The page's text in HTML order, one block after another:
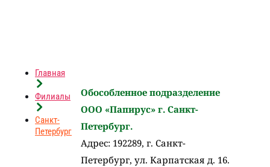
Главная
Филиалы
Санкт-
Петербург
Обособленное подразделение
ООО «Папирус» г. Санкт-
Петербург.
Адрес: 192289, г. Санкт-
Петербург, ул. Карпатская д. 16.